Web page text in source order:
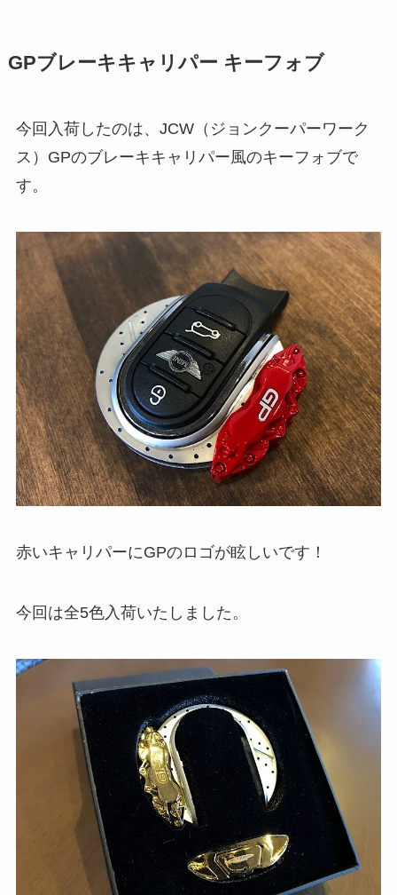
GPブレーキキャリパー キーフォブ
今回入荷したのは、JCW（ジョンクーパーワーク
ス）GPのブレーキキャリパー風のキーフォブで
す。
赤いキャリパーにGPのロゴが眩しいです！
今回は全5色入荷いたしました。